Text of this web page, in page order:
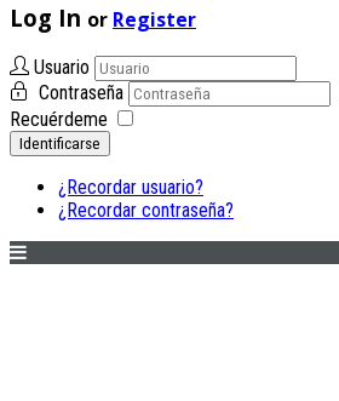
Log In or Register
Usuario
Contraseña
Recuérdeme
Identificarse
¿Recordar usuario?
¿Recordar contraseña?